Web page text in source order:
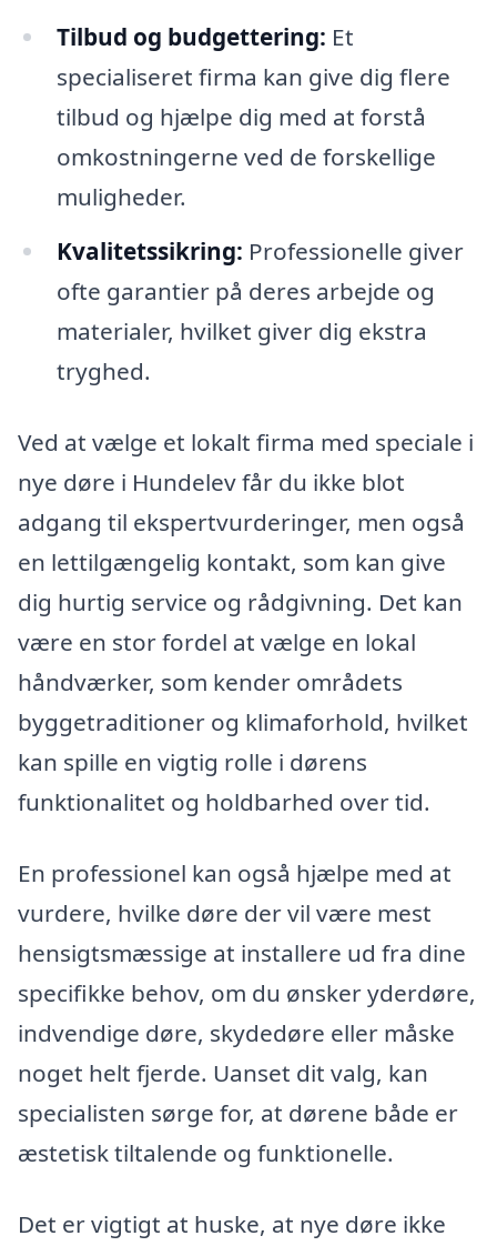
Tilbud og budgettering: Et
specialiseret firma kan give dig flere
tilbud og hjælpe dig med at forstå
omkostningerne ved de forskellige
muligheder.
Kvalitetssikring: Professionelle giver
ofte garantier på deres arbejde og
materialer, hvilket giver dig ekstra
tryghed.
Ved at vælge et lokalt firma med speciale i
nye døre i Hundelev får du ikke blot
adgang til ekspertvurderinger, men også
en lettilgængelig kontakt, som kan give
dig hurtig service og rådgivning. Det kan
være en stor fordel at vælge en lokal
håndværker, som kender områdets
byggetraditioner og klimaforhold, hvilket
kan spille en vigtig rolle i dørens
funktionalitet og holdbarhed over tid.
En professionel kan også hjælpe med at
vurdere, hvilke døre der vil være mest
hensigtsmæssige at installere ud fra dine
specifikke behov, om du ønsker yderdøre,
indvendige døre, skydedøre eller måske
noget helt fjerde. Uanset dit valg, kan
specialisten sørge for, at dørene både er
æstetisk tiltalende og funktionelle.
Det er vigtigt at huske, at nye døre ikke